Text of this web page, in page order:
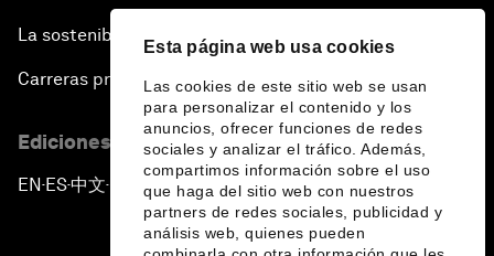
Esta página web usa cookies
Las cookies de este sitio web se usan
para personalizar el contenido y los
anuncios, ofrecer funciones de redes
sociales y analizar el tráfico. Además,
compartimos información sobre el uso
que haga del sitio web con nuestros
partners de redes sociales, publicidad y
análisis web, quienes pueden
La sostenibilidad en el Foro
Carreras profesionales
Ediciones en otros idiomas
EN ▪ ES▪中文▪ 日本語